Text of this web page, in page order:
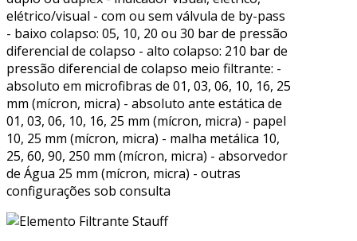
elétrico/visual - com ou sem válvula de by-pass
- baixo colapso: 05, 10, 20 ou 30 bar de pressão
diferencial de colapso - alto colapso: 210 bar de
pressão diferencial de colapso meio filtrante: -
absoluto em microfibras de 01, 03, 06, 10, 16, 25
mm (mícron, micra) - absoluto ante estática de
01, 03, 06, 10, 16, 25 mm (mícron, micra) - papel
10, 25 mm (mícron, micra) - malha metálica 10,
25, 60, 90, 250 mm (mícron, micra) - absorvedor
de Água 25 mm (mícron, micra) - outras
configurações sob consulta